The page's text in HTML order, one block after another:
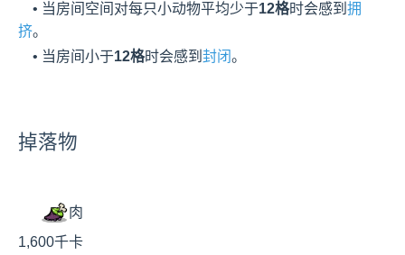
    • 当房间空间对每只小动物平均少于
12格时会感到 拥
挤。
    • 当房间小于
12格时会感到 封闭。
掉落物
肉
1,600千卡